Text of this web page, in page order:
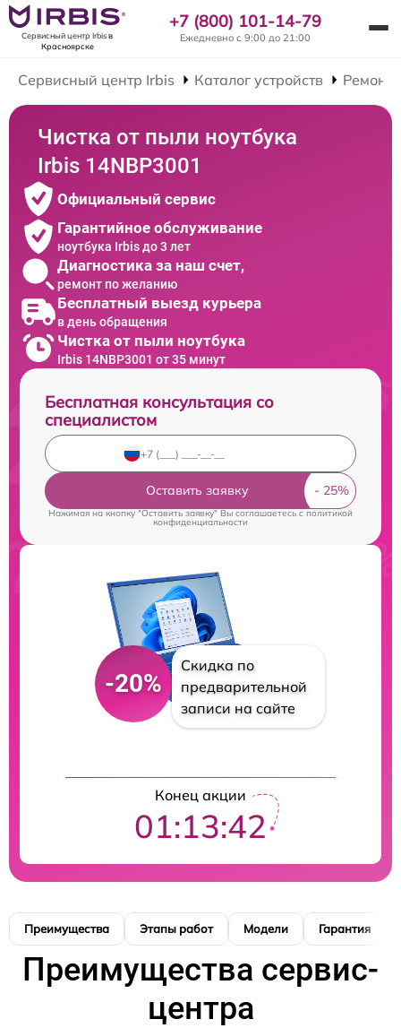
Сервисный центр Irbisв
Красноярске
+7 (800) 101-14-79
Ежедневно с 9:00 до 21:00
Сервисный центр Irbis Каталог устройств Ремонт
Чистка от пыли ноутбука
Irbis 14NBP3001
Официальный сервис
Гарантийное обслуживание
ноутбука Irbis до 3 лет
Диагностика за наш счет,
ремонт по желанию
Бесплатный выезд курьера
в день обращения
Чистка от пыли ноутбука
Irbis 14NBP3001 от 35 минут
Бесплатная консультация со
специалистом
Оставить заявку
Нажимая на кнопку "Оставить заявку" Вы соглашаетесь c политикой
конфиденциальности
-20%
Скидка по
предварительной
записи на сайте
Конец акции
01:13:41
Преимущества Этапы работ Модели Гарантия
Преимущества сервис-
центра